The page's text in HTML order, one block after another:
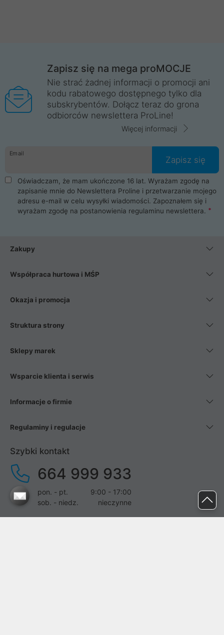
Zapisz się na mega proMOCJE
Nie strać żadnej informacji o promocji ani
kodu rabatowego dostępnego tylko dla
subskrybentów. Dołącz teraz do grona
odbiorców newslettera ProLine!
Więcej informacji
Email
Zapisz się
Oświadczam, że mam ukończone 16 lat. Wyrażam zgodę na
zapisanie mnie do Newslettera Proline i przetwarzanie mojego
adresu e-mail w celu wysyłki wiadomości. Zapoznałem się i
wyrażam zgodę na postanowienia regulaminu newslettera.
Zakupy
Współpraca hurtowa i MŚP
Okazja i promocja
Struktura strony
Sklepy marek
Wsparcie klienta i serwis
Informacje o firmie
Regulaminy i regulacje
Szybki kontakt
664 999 933
pon. - pt.
9:00 - 17:00
sob. - niedz.
nieczynne